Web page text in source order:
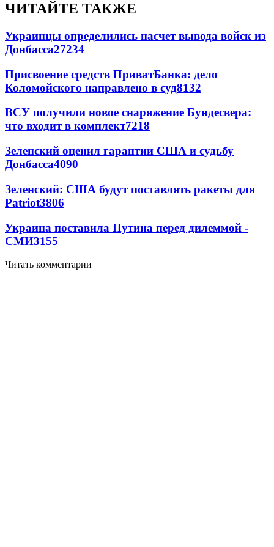
ЧИТАЙТЕ ТАКЖЕ
Украинцы определились насчет вывода войск из
Донбасса27234
Присвоение средств ПриватБанка: дело
Коломойского направлено в суд8132
ВСУ получили новое снаряжение Бундесвера:
что входит в комплект7218
Зеленский оценил гарантии США и судьбу
Донбасса4090
Зеленский: США будут поставлять ракеты для
Patriot3806
Украина поставила Путина перед дилеммой -
СМИ3155
Читать комментарии